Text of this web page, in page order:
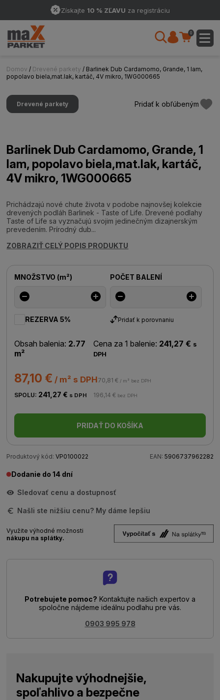
Získajte 10 % ZĽAVU za registráciu
0
Domov / Drevené parkety / Barlinek Dub Cardamomo, Grande, 1 lam,
popolavo biela,mat.lak, kartáč, 4V mikro, 1WG000665
Drevené parkety Pridať k obľúbeným
Barlinek Dub Cardamomo, Grande, 1
lam, popolavo biela,mat.lak, kartáč,
4V mikro, 1WG000665
Prichádzajú nové chute života v podobe najnovšej kolekcie
drevených podláh Barlinek - Taste of Life. Drevené podlahy
Taste of Life sa vyznačujú svojim jedinečným dizajnerským
prevedením. Prírodný dub...
ZOBRAZIŤ CELÝ POPIS PRODUKTU
MNOŽSTVO (m²) POČET BALENÍ
REZERVA 5% Pridať k porovnaniu
Obsah balenia: 2.77
m²
Cena za 1 balenie: 241,27 € s
DPH
87,10 € / m² s DPH70,81 € / m² bez DPH
SPOLU: 241,27 € s DPH 196,14 € bez DPH
PRIDAŤ DO KOŠÍKA
Produktový kód: VP0100022 EAN: 5906737962282
Dodanie do 14 dní
Sledovať cenu a dostupnosť
Našli ste nižšiu cenu? My dáme lepšiu
Využite výhodné možnosti
nákupu na splátky.
Potrebujete pomoc? Kontaktujte našich expertov a
spoločne nájdeme ideálnu podlahu pre vás.
0903 995 978
Nakupujte výhodnejšie,
spoľahlivo a bezpečne